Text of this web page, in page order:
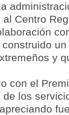
Centro
y
con el
los